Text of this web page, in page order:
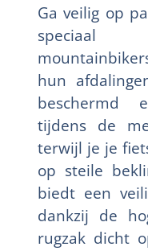
Ga veilig op
speciaal
hun
beschermd
tijdens de
terwijl je je
op steile
biedt een
dankzij de
rugzak dicht